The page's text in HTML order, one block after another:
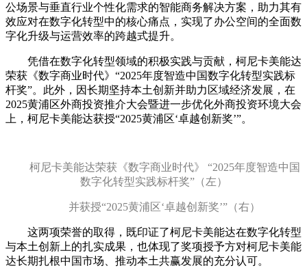
公场景与垂直行业个性化需求的智能商务解决方案，助力其有
效应对在数字化转型中的核心痛点，实现了办公空间的全面数
字化升级与运营效率的跨越式提升。
凭借在数字化转型领域的积极实践与贡献，柯尼卡美能达
荣获《数字商业时代》“2025年度智造中国数字化转型实践标
杆奖”。此外，因长期坚持本土创新并助力区域经济发展，在
2025黄浦区外商投资推介大会暨进一步优化外商投资环境大会
上，柯尼卡美能达获授“2025黄浦区‘卓越创新奖’”。
柯尼卡美能达荣获《数字商业时代》 “2025年度智造中国
数字化转型实践标杆奖”（左）
并获授“2025黄浦区‘卓越创新奖’” （右）
这两项荣誉的取得，既印证了柯尼卡美能达在数字化转型
与本土创新上的扎实成果，也体现了奖项授予方对柯尼卡美能
达长期扎根中国市场、推动本土共赢发展的充分认可。